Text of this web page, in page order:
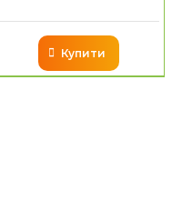
Купити